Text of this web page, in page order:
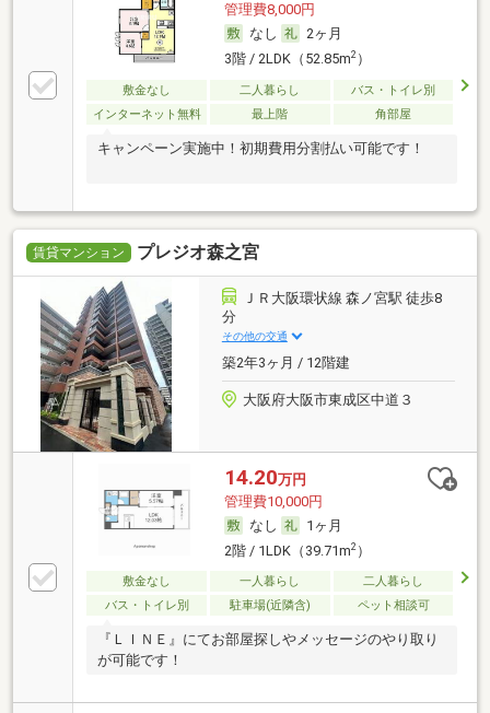
管理費8,000円
なし
2ヶ月
3階 / 2LDK（52.85m2）
敷金なし 二人暮らし
バス・トイレ別
インターネット無料
最上階 角部屋
キャンペーン実施中！初期費用分割払い可能です！
賃貸マンション プレジオ森之宮
ＪＲ大阪環状線 森ノ宮駅 徒歩8
分
その他の交通
築2年3ヶ月 / 12階建
大阪府大阪市東成区中道３
14.20万円
管理費10,000円
なし
1ヶ月
2階 / 1LDK（39.71m2）
敷金なし 一人暮らし
二人暮らし
バス・トイレ別
駐車場(近隣含) ペット相談可
『ＬＩＮＥ』にてお部屋探しやメッセージのやり取り
が可能です！